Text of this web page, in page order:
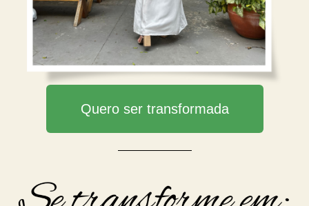
Quero ser transformada